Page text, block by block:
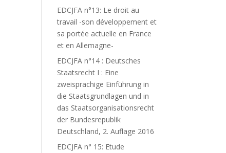
EDCJFA n°13: Le droit au
travail -son développement et
sa portée actuelle en France
et en Allemagne-
EDCJFA n°14 : Deutsches
Staatsrecht I : Eine
zweisprachige Einführung in
die Staatsgrundlagen und in
das Staatsorganisationsrecht
der Bundesrepublik
Deutschland, 2. Auflage 2016
EDCJFA n° 15: Etude